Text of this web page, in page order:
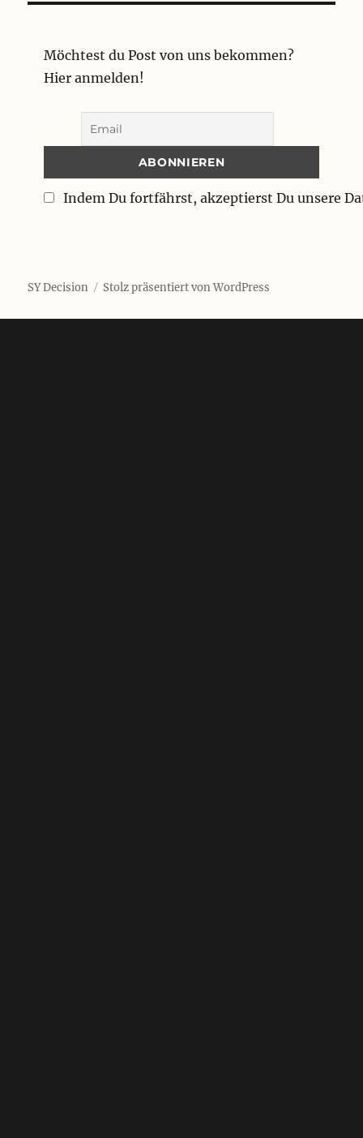
Möchtest du Post von uns bekommen?
Hier anmelden!
Indem Du fortfährst, akzeptierst Du unsere
SY Decision Stolz präsentiert von WordPress